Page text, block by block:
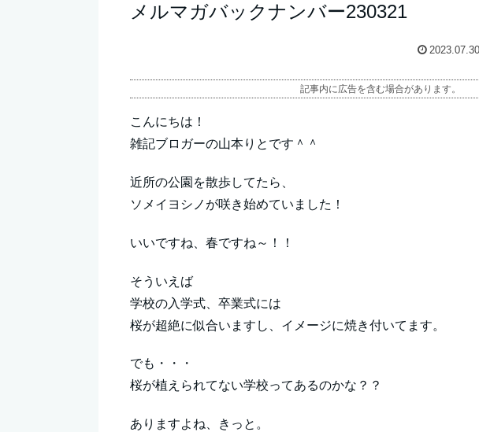
メルマガバックナンバー230321
2023.07.30
記事内に広告を含む場合があります。
こんにちは！
雑記ブロガーの山本りとです＾＾
近所の公園を散歩してたら、
ソメイヨシノが咲き始めていました！
いいですね、春ですね～！！
そういえば
学校の入学式、卒業式には
桜が超絶に似合いますし、イメージに焼き付いてます。
でも・・・
桜が植えられてない学校ってあるのかな？？
ありますよね、きっと。